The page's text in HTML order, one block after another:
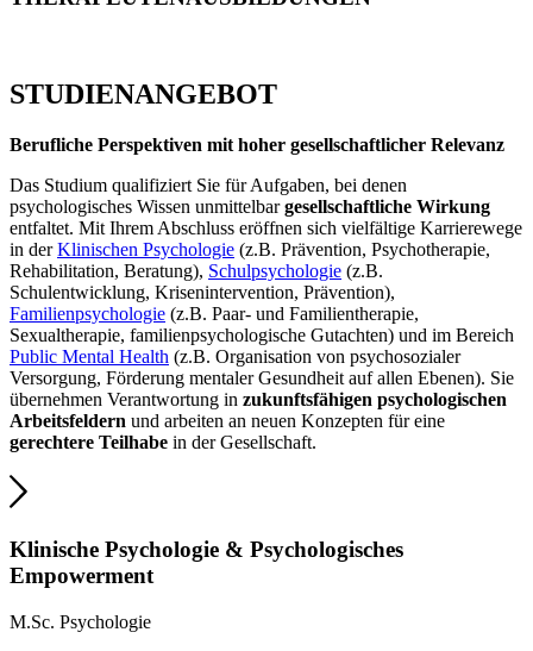
STUDIEN­ANGEBOT
Berufliche Perspektiven mit hoher gesellschaftlicher Relevanz
Das Studium qualifiziert Sie für Aufgaben, bei denen
psychologisches Wissen unmittelbargesellschaftliche Wirkung
entfaltet. Mit Ihrem Abschluss eröffnen sich vielfältige Karrierewege
in derKlinischen Psychologie (z.B. Prävention, Psychotherapie,
Rehabilitation, Beratung), Schulpsychologie (z.B.
Schulentwicklung, Krisenintervention, Prävention),
Familienpsychologie (z.B. Paar- und Familientherapie,
Sexualtherapie, familienpsychologische Gutachten) und im Bereich
Public Mental Health (z.B. Organisation von psychosozialer
Versorgung, Förderung mentaler Gesundheit auf allen Ebenen). Sie
übernehmen Verantwortung in zukunftsfähigen psychologischen
Arbeitsfeldern und arbeiten an neuen Konzepten für eine
gerechtere Teilhabe in der Gesellschaft.
Klinische Psychologie & Psychologisches
Empowerment
M.Sc. Psychologie